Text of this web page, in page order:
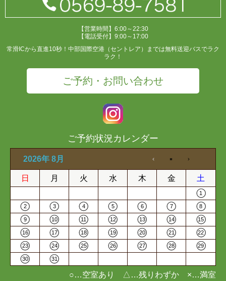
【営業時間】6:00～22:30
【電話受付】9:00～17:00
常滑ICから直進10秒！中部国際空港（セントレア）までは無料送迎バスでラク
ラク！
ご予約・お問い合わせ
ご予約状況カレンダー
2026年 8月
日 月 火 水 木 金 土
1
2 3 4 5 6 7 8
9 10 11 12 13 14 15
16 17 18 19 20 21 22
23 24 25 26 27 28 29
30 31
○…空室あり △…残りわずか ×…満室